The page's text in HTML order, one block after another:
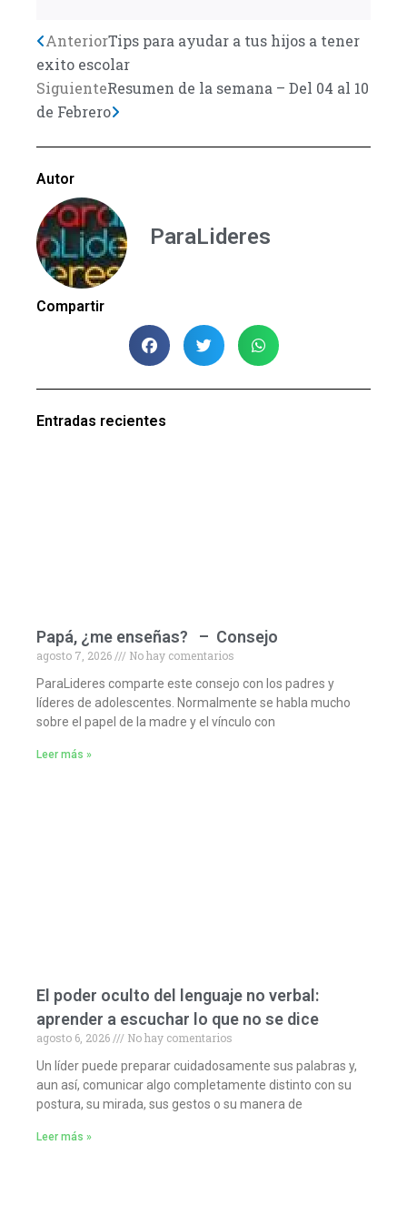
Previo
AnteriorTips para ayudar a tus hijos a tener
exito escolar
SiguienteResumen de la semana – Del 04 al 10
de Febrero
Next
Autor
ParaLideres
Compartir
Entradas recientes
Papá, ¿me enseñas? – Consejo
agosto 7, 2026
No hay comentarios
ParaLideres comparte este consejo con los padres y
líderes de adolescentes. Normalmente se habla mucho
sobre el papel de la madre y el vínculo con
Leer más »
El poder oculto del lenguaje no verbal:
aprender a escuchar lo que no se dice
agosto 6, 2026
No hay comentarios
Un líder puede preparar cuidadosamente sus palabras y,
aun así, comunicar algo completamente distinto con su
postura, su mirada, sus gestos o su manera de
Leer más »